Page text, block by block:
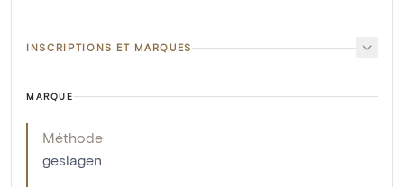
INSCRIPTIONS ET MARQUES
MARQUE
Méthode
geslagen